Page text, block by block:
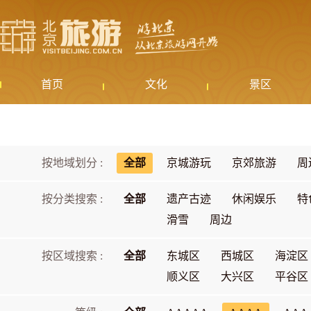
首页 文化 景区
按地域划分 : 全部 京城游玩 京郊旅游 周
按分类搜索 : 全部 遗产古迹 休闲娱乐
特
滑雪
周边
按区域搜索 : 全部 东城区 西城区
海淀区
顺义区
大兴区 平谷区